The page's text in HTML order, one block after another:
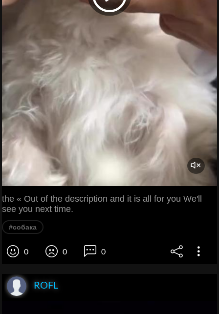
the « Out of the description and it is all for you We'll
see you next time.
#собака
0 0 0
ROFL